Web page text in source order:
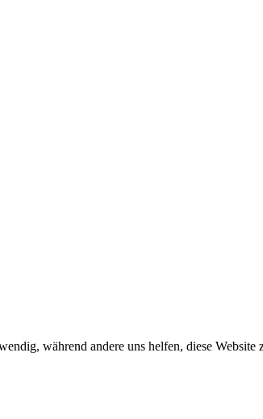
während andere uns helfen, diese